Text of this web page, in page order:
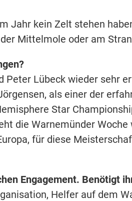
Jahr kein Zelt stehen
Mittelmole oder am
Peter Lübeck wieder sehr
als einer der
Star
die Warnemünder Woche
für diese
Engagement. Benötigt
Helfer auf dem